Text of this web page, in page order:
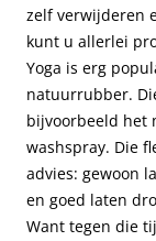
zelf verwijderen
kunt u allerlei
Yoga is erg
natuurrubber.
bijvoorbeeld het
washspray. Die
advies: gewoon
en goed laten
Want tegen die